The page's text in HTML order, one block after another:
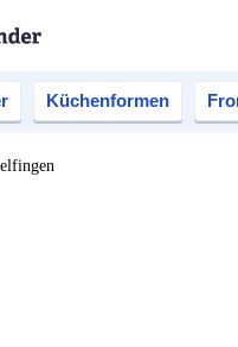
Küchenformen